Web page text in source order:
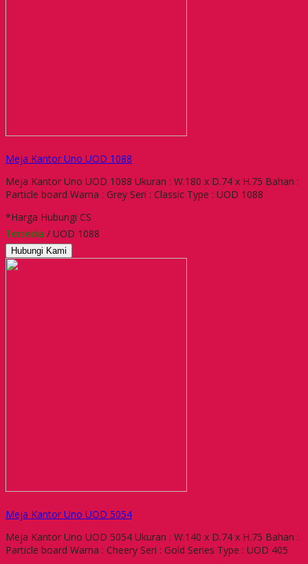
Meja Kantor Uno UOD 1088
Meja Kantor Uno UOD 1088 Ukuran : W.180 x D.74 x H.75 Bahan :
Particle board Warna : Grey Seri : Classic Type : UOD 1088
*Harga Hubungi CS
Tersedia / UOD 1088
Hubungi Kami
Meja Kantor Uno UOD 5054
Meja Kantor Uno UOD 5054 Ukuran : W.140 x D.74 x H.75 Bahan :
Particle board Warna : Cheery Seri : Gold Series Type : UOD 405